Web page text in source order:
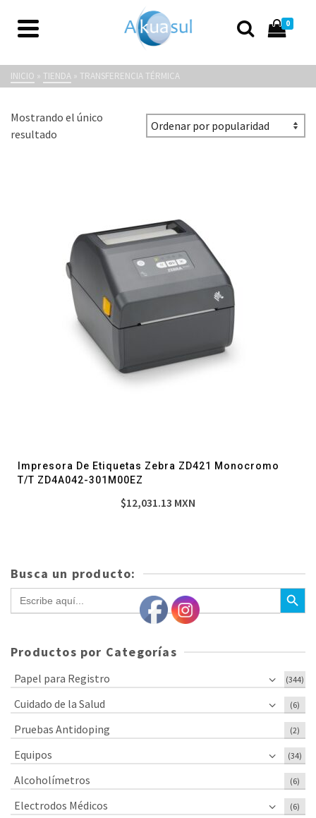
0
INICIO » TIENDA » TRANSFERENCIA TÉRMICA
Mostrando el único
resultado
Impresora De Etiquetas Zebra ZD421 Monocromo
T/T ZD4A042-301M00EZ
$12,031.13 MXN
Busca un producto:
Buscar: Botón de
Productos por Categorías
Papel para Registro (344)
Cuidado de la Salud (6)
Pruebas Antidoping (2)
Equipos (34)
Alcoholímetros (6)
Electrodos Médicos (6)